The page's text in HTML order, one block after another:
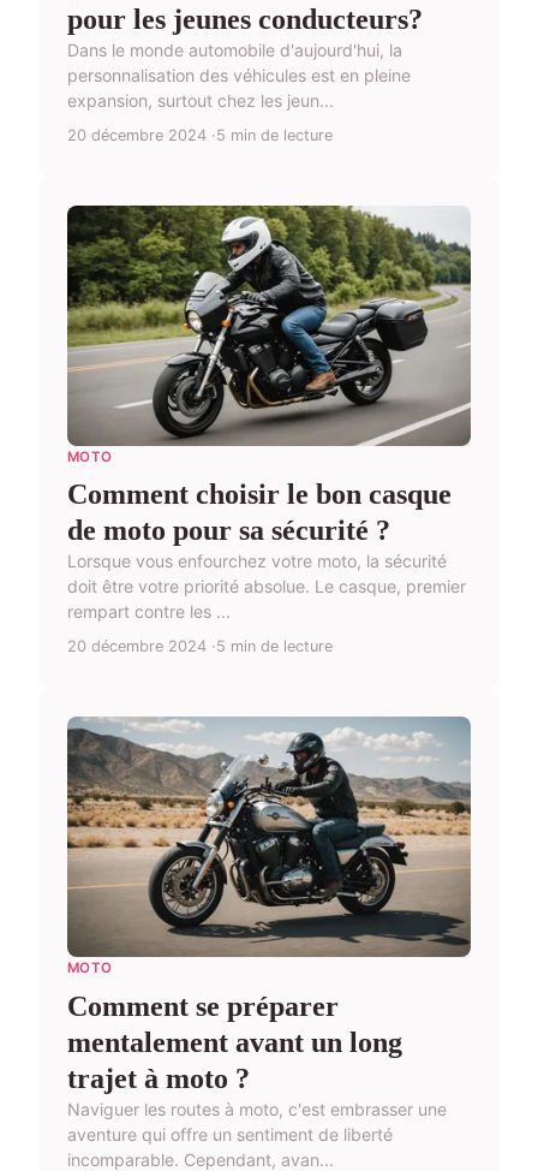
pour les jeunes conducteurs?
Dans le monde automobile d'aujourd'hui, la
personnalisation des véhicules est en pleine
expansion, surtout chez les jeun...
20 décembre 2024 5 min de lecture
MOTO
Comment choisir le bon casque
de moto pour sa sécurité ?
Lorsque vous enfourchez votre moto, la sécurité
doit être votre priorité absolue. Le casque, premier
rempart contre les ...
20 décembre 2024 5 min de lecture
MOTO
Comment se préparer
mentalement avant un long
trajet à moto ?
Naviguer les routes à moto, c'est embrasser une
aventure qui offre un sentiment de liberté
incomparable. Cependant, avan...